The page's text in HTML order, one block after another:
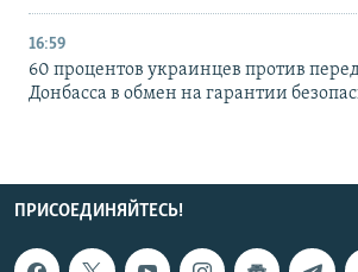
16:59
60 процентов украинцев против
Донбасса в обмен на гарантии
ПРИСОЕДИНЯЙТЕСЬ!